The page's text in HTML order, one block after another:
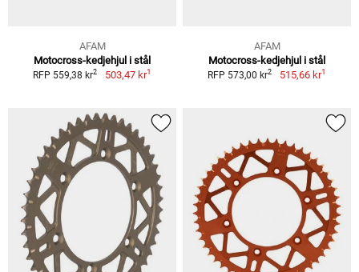
AFAM
Motocross-kedjehjul i stål
RFP 559,38 kr2 503,47 kr1
AFAM
Motocross-kedjehjul i stål
RFP 573,00 kr2 515,66 kr1